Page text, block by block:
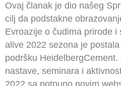
Ovaj članak je dio našeg
cilj da podstakne
Evroazije o čudima prirode i
alive 2022 sezona je
podršku
nastave, seminara i